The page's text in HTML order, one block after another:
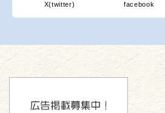
X(twitter) facebook